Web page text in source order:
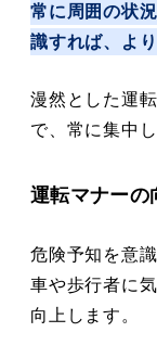
常に周囲の状
識すれば、よ
漫然とした運
で、常に集中
運転マナーの
危険予知を意
車や歩行者に
向上します。